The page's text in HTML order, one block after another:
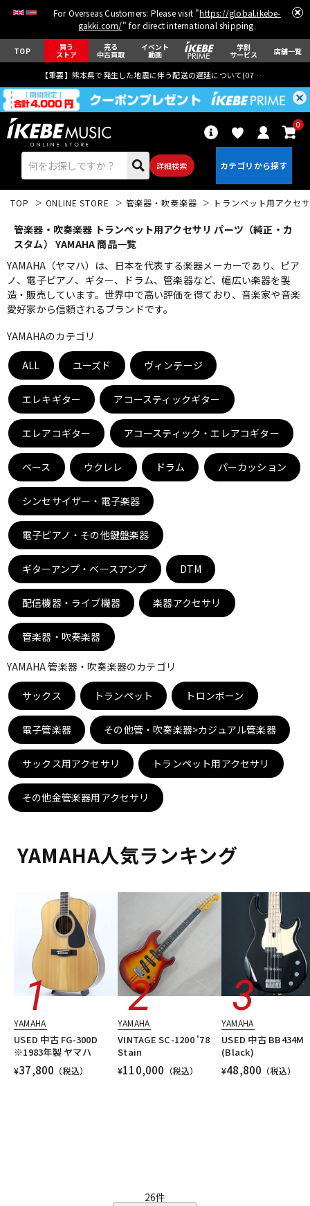
For Overseas Customers: Please visit "https://global.ikebe-
gakki.com/" for direct international shipping.
TOP 買う
ストア
売る
中古買取
イベント
動画
学割
サービス 店舗一覧
【重要】熊本県で発生した地震に伴う配送の遅延について(07月29日
詳細検索
0
エレキギター アコギ/エレアコ
ベース
ドラム パーカッション
キーボード 電子ピアノ
管楽器 その他楽器
アンプ
DTM
DTM オンライン納品
配信/ライブ機器 楽器アクセサリ
中古 ヴィンテージ
TOP ONLINE STORE 管楽器・吹奏楽器 トランペット用アクセ
管楽器・吹奏楽器 トランペット用アクセサリ パーツ（純正・カ
スタム） YAMAHA 商品一覧
YAMAHA（ヤマハ）は、日本を代表する楽器メーカーであり、ピア
ノ、電子ピアノ、ギター、ドラム、管楽器など、幅広い楽器を製
造・販売しています。世界中で高い評価を得ており、音楽家や音楽
愛好家から信頼されるブランドです。
YAMAHAのカテゴリ
ALL ユーズド ヴィンテージ
エレキギター アコースティックギター
エレアコギター アコースティック・エレアコギター
ベース ウクレレ ドラム パーカッション
シンセサイザー・電子楽器
電子ピアノ・その他鍵盤楽器
ギターアンプ・ベースアンプ DTM
配信機器・ライブ機器 楽器アクセサリ
管楽器・吹奏楽器
YAMAHA 管楽器・吹奏楽器のカテゴリ
サックス トランペット トロンボーン
電子管楽器 その他管・吹奏楽器>カジュアル管楽器
サックス用アクセサリ トランペット用アクセサリ
その他金管楽器用アクセサリ
YAMAHA人気ランキング
YAMAHA
USED 中古 FG-300D
※1983年製 ヤマハ
¥37,800 （税込）
YAMAHA
VINTAGE SC-1200 '78
Stain
¥110,000 （税込）
YAMAHA
USED 中古 BB434M
(Black)
¥48,800 （税込）
26件